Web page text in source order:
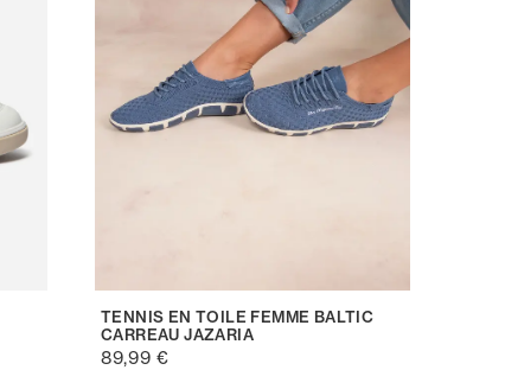
TENNIS EN TOILE FEMME BALTIC
CARREAU JAZARIA
89,99 €